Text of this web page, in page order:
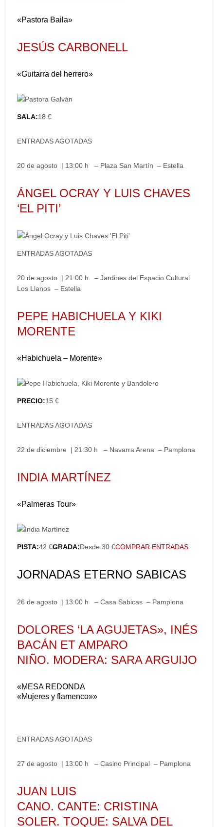
«Pastora Baila»
JESÚS CARBONELL
«Guitarra del herrero»
SALA:18 €
ENTRADAS AGOTADAS
20 de agosto | 13:00 h – Plaza San Martín – Estella
ÁNGEL OCRAY Y LUIS CHAVES
‘EL PITI’
ENTRADAS AGOTADAS
20 de agosto | 21:00 h – Jardines del Espacio Cultural
Los Llanos – Estella
PEPE HABICHUELA Y KIKI
MORENTE
«Habichuela – Morente»
PRECIO:15 €
ENTRADAS AGOTADAS
22 de diciembre | 21:30 h – Navarra Arena – Pamplona
INDIA MARTÍNEZ
«Palmeras Tour»
PISTA:42 €GRADA:Desde 30 €COMPRAR ENTRADAS
JORNADAS ETERNO SABICAS
26 de agosto | 13:00 h – Casa Sabicas – Pamplona
DOLORES ‘LA AGUJETAS», INÉS
BACÁN ET AMPARO
NIÑO. MODERA: SARA ARGUIJO
«MESA REDONDA
«Mujeres y flamenco»»
ENTRADAS AGOTADAS
27 de agosto | 13:00 h – Casino Principal – Pamplona
JUAN LUIS
CANO. CANTE: CRISTINA
SOLER. TOQUE: SALVA DEL